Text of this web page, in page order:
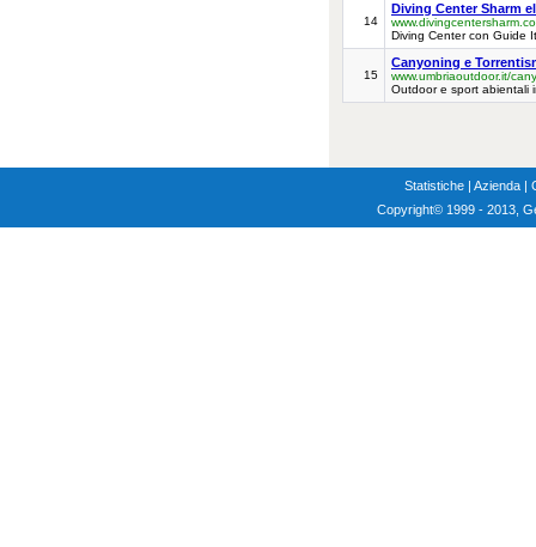
14
Diving Center Sharm
Diving Center con Guide
15
Canyoning e
www.umbriaoutdoor.it/
Outdoor e sport abientali
Statistiche | Azienda |
Copyright© 1999 - 2013,